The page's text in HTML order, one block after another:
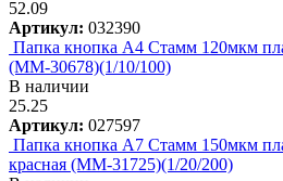
52.09
Артикул: 032390
Папка кнопка А4 Стамм 120мкм
(ММ-30678)(1/10/100)
В наличии
25.25
Артикул: 027597
Папка кнопка А7 Стамм 150мкм
красная (ММ-31725)(1/20/200)